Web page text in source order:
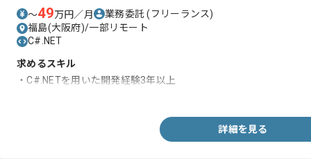
〜49万円／月 業務委託(フリーランス)
福島(大阪府)/一部リモート
C#.NET
求めるスキル
・C#.NETを用いた開発経験3年以上
詳細を見る